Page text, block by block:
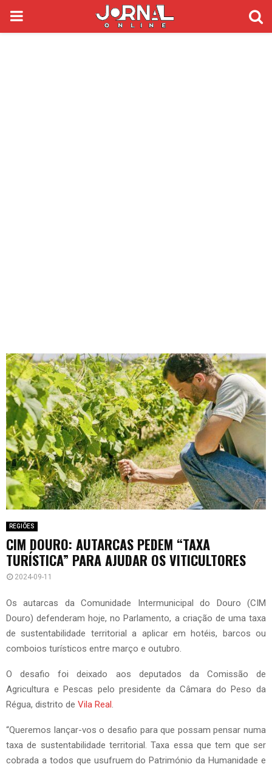
PRIMARY
REGIÕES
CIM DOURO: AUTARCAS PEDEM “TAXA
TURÍSTICA” PARA AJUDAR OS VITICULTORES
2024-09-11
Os autarcas da Comunidade Intermunicipal do Douro (CIM
Douro) defenderam hoje, no Parlamento, a criação de uma taxa
de sustentabilidade territorial a aplicar em hotéis, barcos ou
comboios turísticos entre março e outubro.
O desafio foi deixado aos deputados da Comissão de
Agricultura e Pescas pelo presidente da Câmara do Peso da
Régua, distrito de Vila Real.
“Queremos lançar-vos o desafio para que possam pensar numa
taxa de sustentabilidade territorial. Taxa essa que tem que ser
cobrada a todos que usufruem do Património da Humanidade e